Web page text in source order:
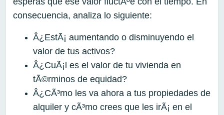
consecuencia, analiza lo siguiente:
Â¿EstÃ¡ aumentando o disminuyendo el
valor de tus activos?
Â¿CuÃ¡l es el valor de tu vivienda en
tÃ©rminos de equidad?
Â¿CÃ³mo les va ahora a tus propiedades de
alquiler y cÃ³mo crees que les irÃ¡ en el